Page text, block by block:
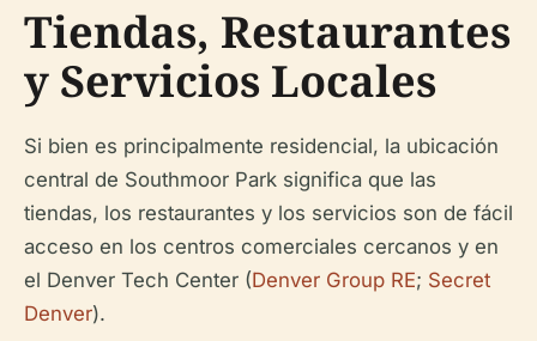
Tiendas, Restaurantes
y Servicios Locales
Si bien es principalmente residencial, la ubicación
central de Southmoor Park significa que las
tiendas, los restaurantes y los servicios son de fácil
acceso en los centros comerciales cercanos y en
el Denver Tech Center (Denver Group RE; Secret
Denver).